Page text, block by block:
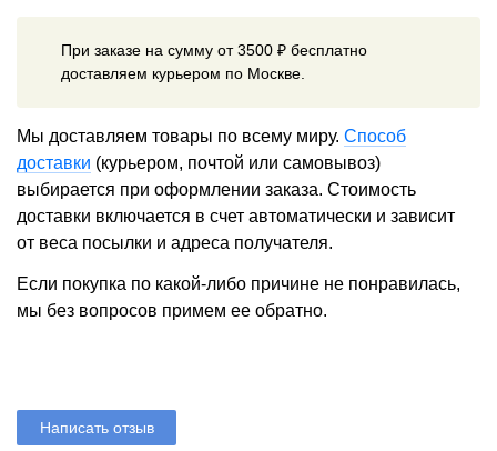
При заказе на сумму от 3500 ₽ бесплатно
доставляем курьером по Москве.
Мы доставляем товары по всему миру. Способ
доставки (курьером, почтой или самовывоз)
выбирается при оформлении заказа. Стоимость
доставки включается в счет автоматически и зависит
от веса посылки и адреса получателя.
Если покупка по какой-либо причине не понравилась,
мы без вопросов примем ее обратно.
Написать отзыв